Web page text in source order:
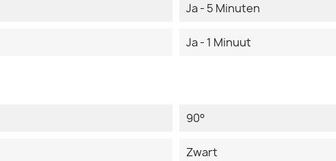
Ja - 5 Minuten
Ja - 1 Minuut
90°
Zwart